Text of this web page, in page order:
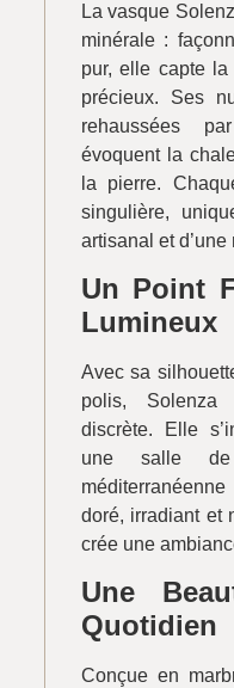
La vasque
minérale :
pur, elle capte
précieux. Ses
rehaussées
évoquent la
la pierre.
singulière,
artisanal et d’une
Un Point
Lumineux
Avec sa
polis, Solenza
discrète. Elle
une salle de
doré, irradiant et
crée une
Une
Quotidien
Conçue en